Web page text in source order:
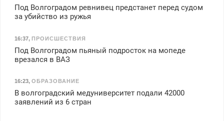
Под Волгоградом ревнивец предстанет перед судом
за убийство из ружья
16:37, ПРОИСШЕСТВИЯ
Под Волгоградом пьяный подросток на мопеде
врезался в ВАЗ
16:23, ОБРАЗОВАНИЕ
В волгоградский медуниверситет подали 42000
заявлений из 6 стран